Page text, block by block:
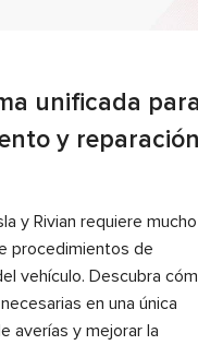
unificada para
y reparación
y Rivian requiere mucho
procedimientos de
vehículo. Descubra
en una única
averías y mejorar la